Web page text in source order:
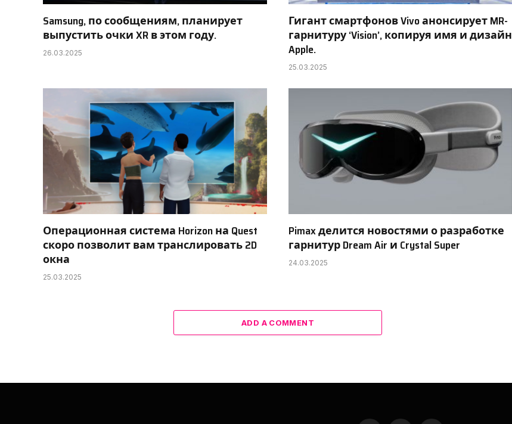
Samsung, по сообщениям, планирует
выпустить очки XR в этом году.
26.03.2025
Гигант смартфонов Vivo анонсирует MR-
гарнитуру ‘Vision’, копируя имя и дизайн
Apple.
25.03.2025
Операционная система Horizon на Quest
скоро позволит вам транслировать 2D
окна
25.03.2025
Pimax делится новостями о разработке
гарнитур Dream Air и Crystal Super
24.03.2025
ADD A COMMENT